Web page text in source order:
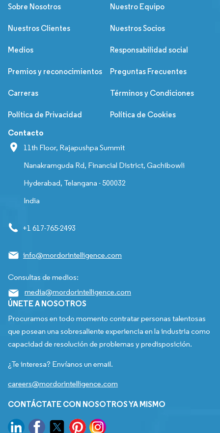
Sobre Nosotros Nuestro Equipo
Nuestros Clientes Nuestros Socios
Medios Responsabilidad social
Premios y reconocimientos Preguntas Frecuentes
Carreras Términos y Condiciones
Política de Privacidad Política de Cookies
Contacto
11th Floor, Rajapushpa Summit
Nanakramguda Rd, Financial District, Gachibowli
Hyderabad, Telangana - 500032
India
+1 617-765-2493
info@mordorintelligence.com
Consultas de medios:
media@mordorintelligence.com
ÚNETE A NOSOTROS
Procuramos en todo momento contratar personas talentosas
que posean una sobresaliente experiencia en la industria como
capacidad de resolución de problemas y predisposición.
¿Te interesa? Envíanos un email.
careers@mordorintelligence.com
CONTÁCTATE CON NOSOTROS YA MISMO